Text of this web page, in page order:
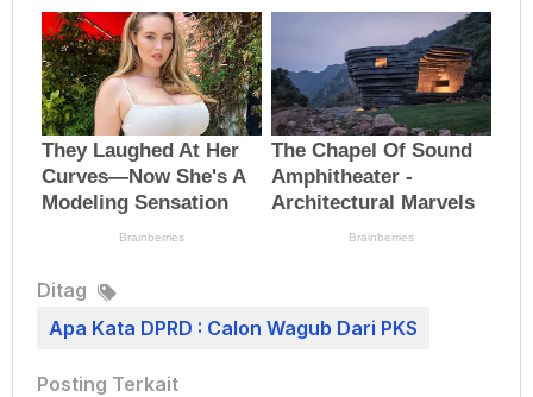
Ditag
Apa Kata DPRD : Calon Wagub Dari PKS
Posting Terkait